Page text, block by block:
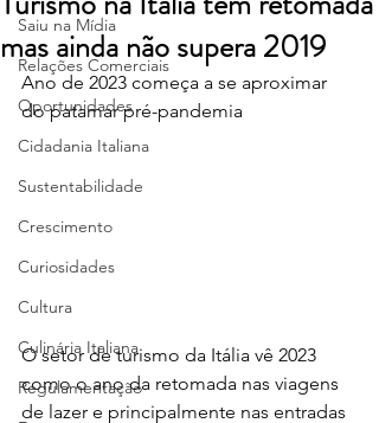
Saiu na Mídia
Relações Comerciais
Oportunidades
Cidadania Italiana
Sustentabilidade
Crescimento
Curiosidades
Cultura
Culinária Italiana
Regulamentação
mas ainda não supera 2019
Ano de 2023 começa a se aproximar
do patamar pré-pandemia
O setor de turismo da Itália vê 2023
como o ano da retomada nas viagens
de lazer e principalmente nas entradas